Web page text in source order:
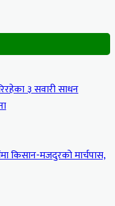
३ सवारी साधन
किसान-मजदुरको मार्चपास,